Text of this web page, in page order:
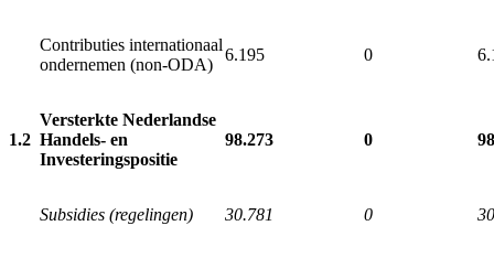
Contributies internationaal
ondernemen (non-ODA)
6.195 0
1.2
Versterkte Nederlandse
Handels- en
Investeringspositie
98.273 0
Subsidies (regelingen) 30.781 0